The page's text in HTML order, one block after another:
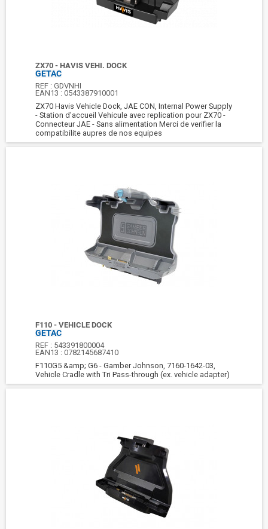
ZX70 - HAVIS VEHI. DOCK
GETAC
REF :GDVNHI
EAN13 :0543387910001
ZX70 Havis Vehicle Dock, JAE CON, Internal Power Supply
- Station d'accueil Vehicule avec replication pour ZX70 -
Connecteur JAE - Sans alimentation Merci de verifier la
compatibilite aupres de nos equipes
F110 - VEHICLE DOCK
GETAC
REF : 543391800004
EAN13 :0782145687410
F110G5 &amp; G6 - Gamber Johnson, 7160-1642-03,
Vehicle Cradle with Tri Pass-through (ex. vehicle adapter)